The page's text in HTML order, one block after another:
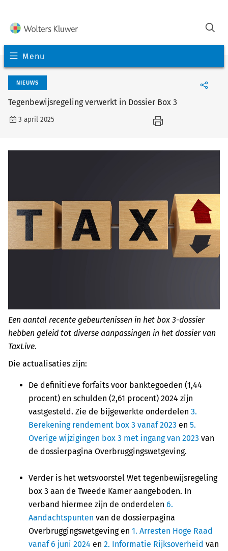
Menu
NIEUWS
Tegenbewijsregeling verwerkt in Dossier Box 3
3 april 2025
Een aantal recente gebeurtenissen in het box 3-dossier
hebben geleid tot diverse aanpassingen in het dossier van
TaxLive.
Die actualisaties zijn:
De definitieve forfaits voor banktegoeden (1,44
procent) en schulden (2,61 procent) 2024 zijn
vastgesteld. Zie de bijgewerkte onderdelen 3.
Berekening rendement box 3 vanaf 2023 en 5.
Overige wijzigingen box 3 met ingang van 2023 van
de dossierpagina Overbruggingswetgeving.
Verder is het wetsvoorstel Wet tegenbewijsregeling
box 3 aan de Tweede Kamer aangeboden. In
verband hiermee zijn de onderdelen 6.
Aandachtspunten van de dossierpagina
Overbruggingswetgeving en 1. Arresten Hoge Raad
vanaf 6 juni 2024 en 2. Informatie Rijksoverheid van